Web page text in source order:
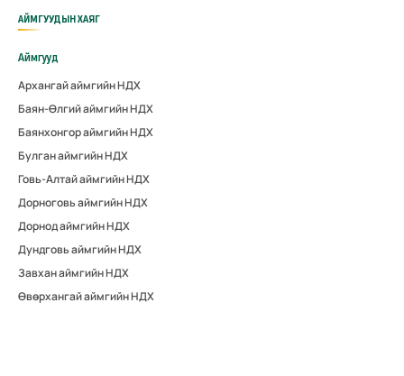
АЙМГУУДЫН ХАЯГ
Аймгууд
Архангай аймгийн НДХ
Баян-Өлгий аймгийн НДХ
Баянхонгор аймгийн НДХ
Булган аймгийн НДХ
Говь-Алтай аймгийн НДХ
Дорноговь аймгийн НДХ
Дорнод аймгийн НДХ
Дундговь аймгийн НДХ
Завхан аймгийн НДХ
Өвөрхангай аймгийн НДХ